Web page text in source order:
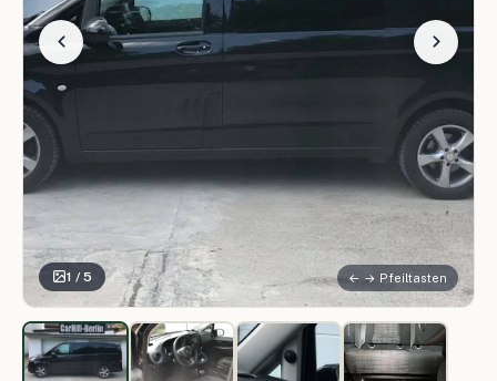
1 / 5 ← → Pfeiltasten